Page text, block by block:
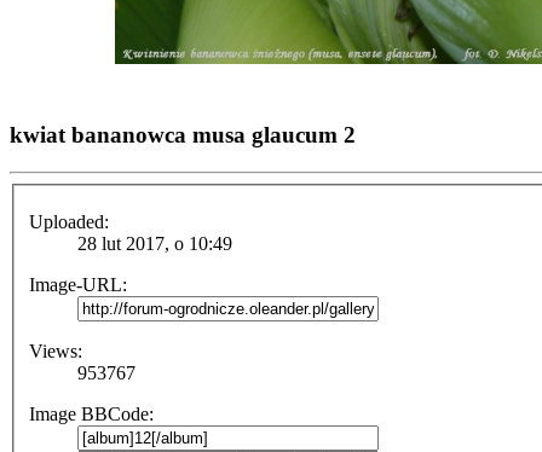
kwiat bananowca musa glaucum 2
Uploaded:
28 lut 2017, o 10:49
Image-URL:
Views:
953767
Image BBCode: